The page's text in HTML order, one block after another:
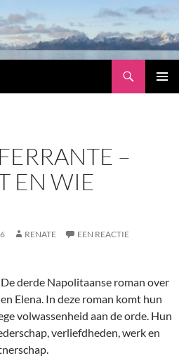
–
EN WIE
RENATE
EEN REACTIE
De derde Napolitaanse roman over
Elena. In deze roman komt hun
volwassenheid aan de orde. Hun
verliefdheden, werk en